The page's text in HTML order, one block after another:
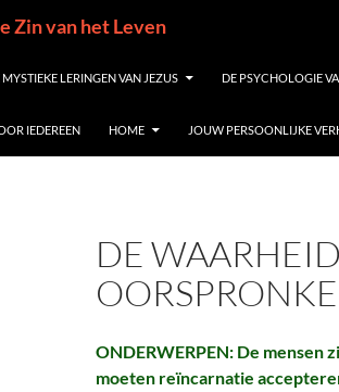
Zin van het Leven
MYSTIEKE LERINGEN VAN JEZUS DE PSYCHOLOGIE
IEDEREEN HOME JOUW PERSOONLIJKE
DE
ONDERWERPEN: De mensen
moeten reïncarnatie